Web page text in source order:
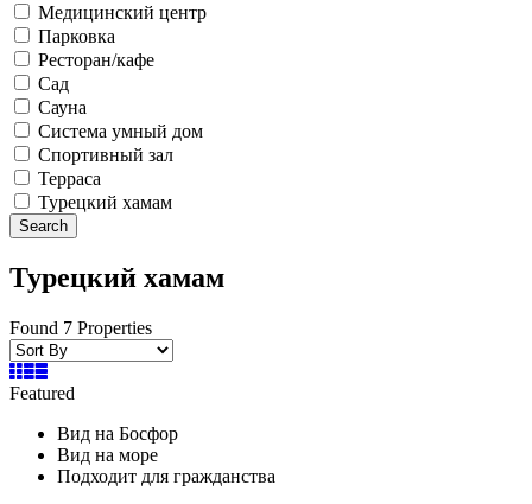
Медицинский центр
Парковка
Ресторан/кафе
Сад
Сауна
Система умный дом
Спортивный зал
Терраса
Турецкий хамам
Search
Турецкий хамам
Found 7 Properties
Featured
Вид на Босфор
Вид на море
Подходит для гражданства